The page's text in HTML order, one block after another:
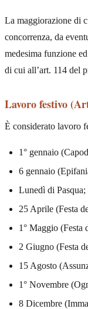
La maggiorazione di
concorrenza, da
medesima funzione
di cui all’art. 114 del
Lavoro festivo
È considerato lavoro
1° gennaio
6 gennaio
Lunedì di Pasqua;
25 Aprile (Festa
1° Maggio (Festa
2 Giugno (Festa
15 Agosto
1° Novembre
8 Dicembre